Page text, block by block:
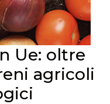
Ue: oltre
agricoli